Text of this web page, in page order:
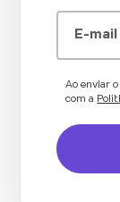
E-mail
Ao enviar
com a